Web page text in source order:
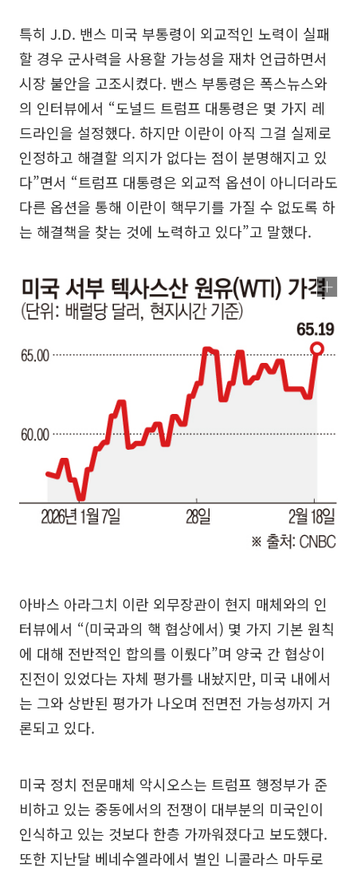
특히 J.D. 밴스 미국 부통령이 외교적인 노력이 실패
할 경우 군사력을 사용할 가능성을 재차 언급하면서
시장 불안을 고조시켰다. 밴스 부통령은 폭스뉴스와
의 인터뷰에서 “도널드 트럼프 대통령은 몇 가지 레
드라인을 설정했다. 하지만 이란이 아직 그걸 실제로
인정하고 해결할 의지가 없다는 점이 분명해지고 있
다”면서 “트럼프 대통령은 외교적 옵션이 아니더라도
다른 옵션을 통해 이란이 핵무기를 가질 수 없도록 하
는 해결책을 찾는 것에 노력하고 있다”고 말했다.
아바스 아라그치 이란 외무장관이 현지 매체와의 인
터뷰에서 “(미국과의 핵 협상에서) 몇 가지 기본 원칙
에 대해 전반적인 합의를 이뤘다”며 양국 간 협상이
진전이 있었다는 자체 평가를 내놨지만, 미국 내에서
는 그와 상반된 평가가 나오며 전면전 가능성까지 거
론되고 있다.
미국 정치 전문매체 악시오스는 트럼프 행정부가 준
비하고 있는 중동에서의 전쟁이 대부분의 미국인이
인식하고 있는 것보다 한층 가까워졌다고 보도했다.
또한 지난달 베네수엘라에서 벌인 니콜라스 마두로